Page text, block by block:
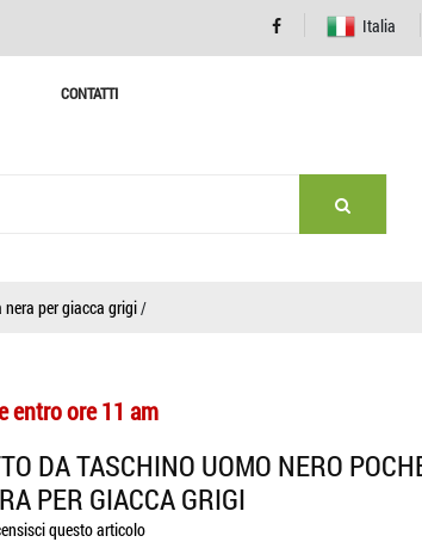
Italia
CONTATTI
per giacca grigi/
entro ore 11 am
DA TASCHINO UOMO NERO
PER GIACCA GRIGI
questo articolo